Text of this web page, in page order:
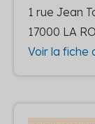
1 rue Jean
17000 LA
Voir la fiche